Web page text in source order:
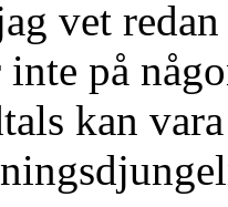
vet
inte på
kan